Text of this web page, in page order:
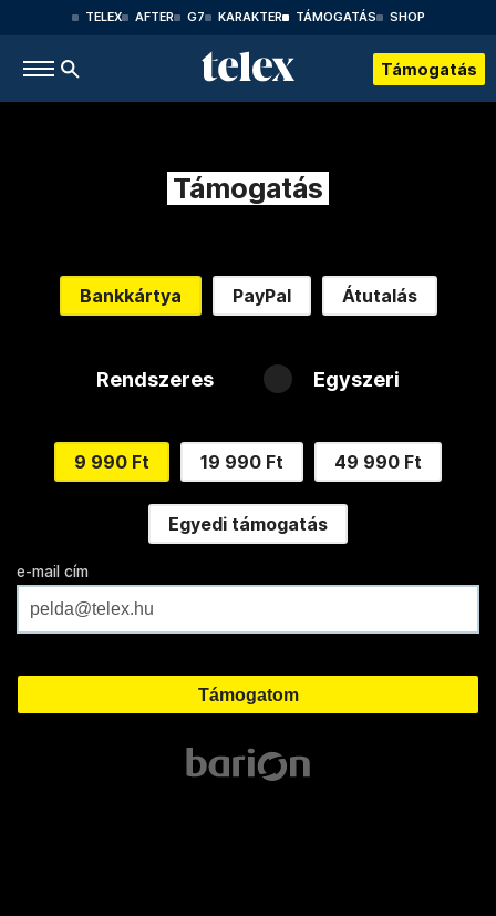
TELEX AFTER G7 KARAKTER TÁMOGATÁS SHOP
Támogatás
Támogatás
Bankkártya PayPal Átutalás
Rendszeres Egyszeri
9 990 Ft 19 990 Ft 49 990 Ft
Egyedi támogatás
e-mail cím